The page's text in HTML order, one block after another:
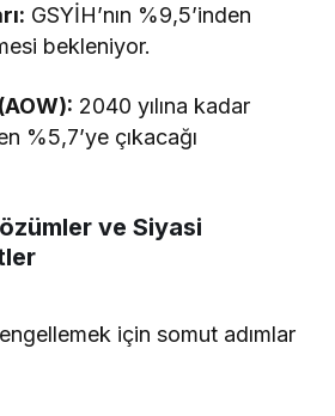
GSYİH’nın %9,5’inden
bekleniyor.
2040 yılına kadar
%5,7’ye çıkacağı
ve Siyasi
için somut adımlar